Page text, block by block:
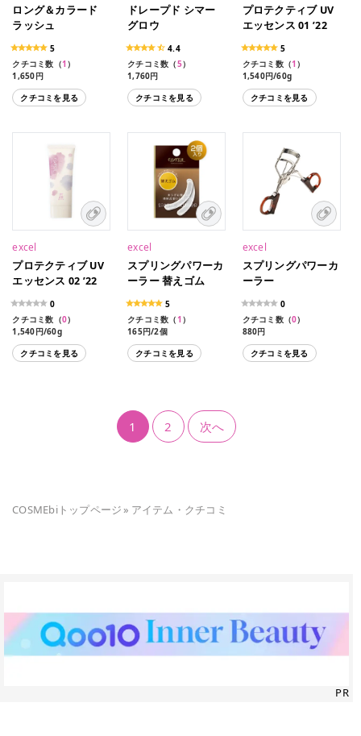
ロング＆カラード
ラッシュ
5
クチコミ数（1 ）
1,650円
1,650円（限定品）
クチコミを見る
ドレープド シマー
グロウ
4.4
クチコミ数（5）
1,760円
クチコミを見る
プロテクティブ UV
エッセンス 01 ’22
5
クチコミ数（1 ）
1,540円/60g
クチコミを見る
excel
プロテクティブ UV
エッセンス 02 ’22
0
クチコミ数（0）
1,540円/60g
クチコミを見る
excel
スプリングパワーカ
ーラー 替えゴム
5
クチコミ数（1 ）
165円/2個
クチコミを見る
excel
スプリングパワーカ
ーラー
0
クチコミ数（0）
880円
クチコミを見る
1 2 次へ
COSMEbiトップページ» アイテム・クチコミ
PR